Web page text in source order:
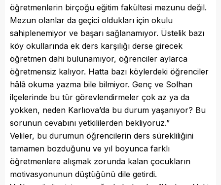
öğretmenlerin birçoğu eğitim fakültesi mezunu değil.
Mezun olanlar da geçici oldukları için okulu
sahiplenemiyor ve başarı sağlanamıyor. Üstelik bazı
köy okullarında ek ders karşılığı derse girecek
öğretmen dahi bulunamıyor, öğrenciler aylarca
öğretmensiz kalıyor. Hatta bazı köylerdeki öğrenciler
hâlâ okuma yazma bile bilmiyor. Genç ve Solhan
ilçelerinde bu tür görevlendirmeler çok az ya da
yokken, neden Karlıova’da bu durum yaşanıyor? Bu
sorunun cevabını yetkililerden bekliyoruz.”
Veliler, bu durumun öğrencilerin ders sürekliliğini
tamamen bozduğunu ve yıl boyunca farklı
öğretmenlere alışmak zorunda kalan çocukların
motivasyonunun düştüğünü dile getirdi.